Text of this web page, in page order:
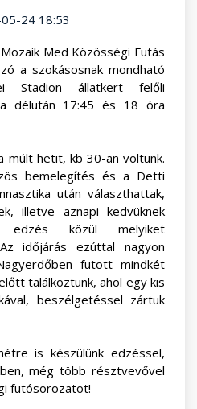
24 18:53
Med Közösségi Futás
a szokásosnak mondható
Stadion állatkert felőli
délután 17:45 és 18 óra
múlt hetit, kb 30-an voltunk.
bemelegítés és a Detti
után választhattak,
illetve aznapi kedvüknek
közül melyiket
időjárás ezúttal nagyon
futott mindkét
találkoztunk, ahol egy kis
beszélgetéssel zártuk
is készülünk edzéssel,
még több résztvevővel
futósorozatot!